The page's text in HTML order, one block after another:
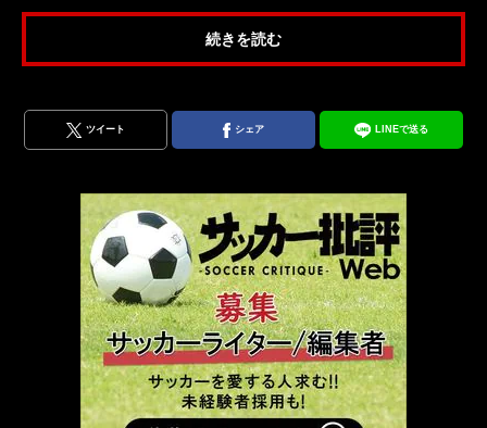
続きを読む
ツイート シェア LINEで送る